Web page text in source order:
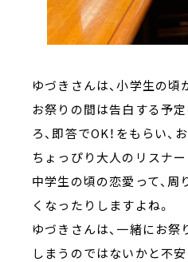
ゆづきさんは、小学生の頃
お祭りの間は告白する予
ろ、即答でOK！をもらい、
ちょっぴり大人のリスナ
中学生の頃の恋愛って、
くなったりしますよね。
ゆづきさんは、一緒にお
しまうのではないかと不